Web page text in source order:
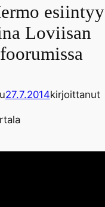
esiintyy
Loviisan
27.7.2014kirjoittanut